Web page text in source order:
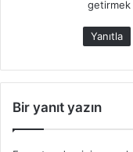
i
:
getirmek
Yanıtla
Bir yanıt yazın